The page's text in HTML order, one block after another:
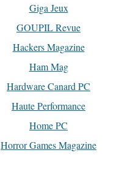
Giga Jeux
GOUPIL Revue
Hackers Magazine
Ham Mag
Hardware Canard PC
Haute Performance
Home PC
Horror Games Magazine